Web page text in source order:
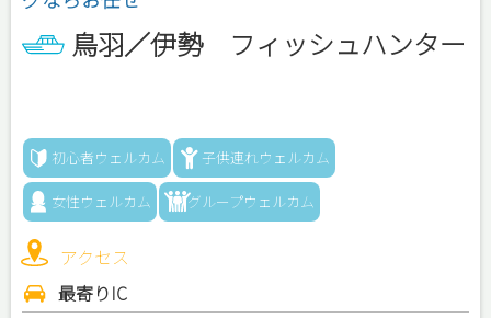
鳥羽／伊勢 フィッシュハンター
初心者ウェルカム 子供連れウェルカム
女性ウェルカム グループウェルカム
アクセス
最寄りIC